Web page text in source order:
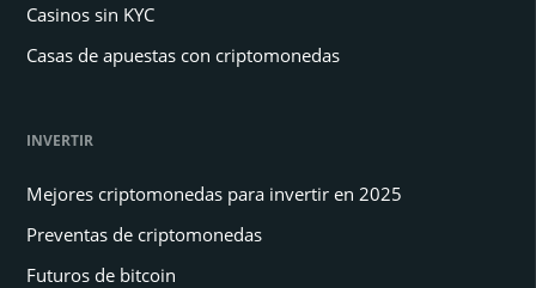
Casinos sin KYC
Casas de apuestas con criptomonedas
INVERTIR
Mejores criptomonedas para invertir en 2025
Preventas de criptomonedas
Futuros de bitcoin